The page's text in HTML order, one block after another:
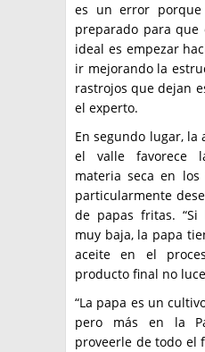
es un error
preparado para que
ideal es empezar
ir mejorando la
rastrojos que dejan
el experto.
En segundo lugar,
el valle favorece
materia seca en los
particularmente
de papas fritas.
muy baja, la papa
aceite en el
producto final no
“La papa es un
pero más en la
proveerle de todo el